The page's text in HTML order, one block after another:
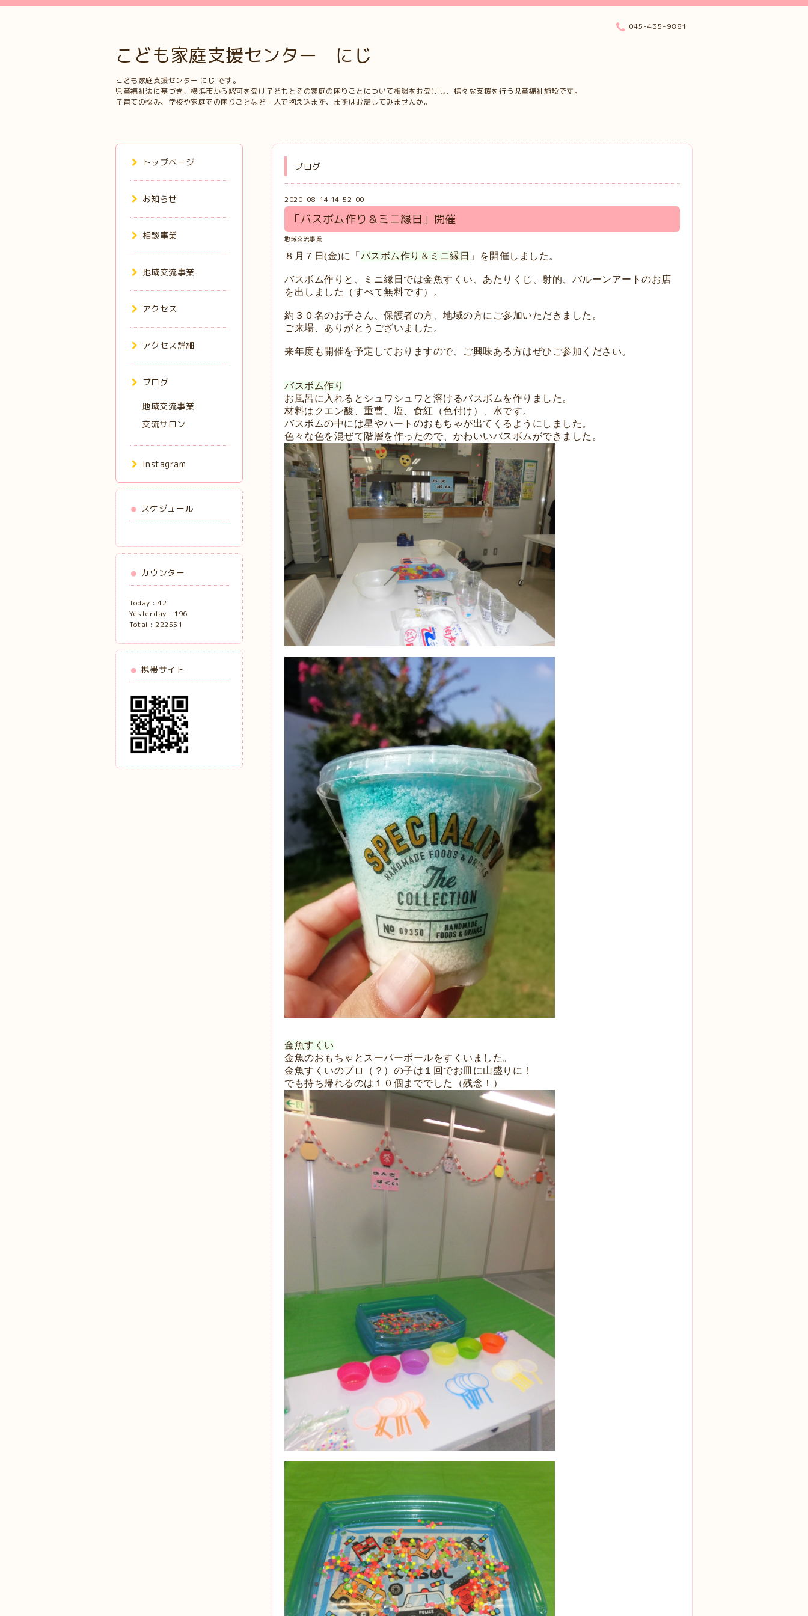
こども家庭支援センター にじ
こども家庭支援センター にじ です。
児童福祉法に基づき、横浜市から認可を受け子どもとその家庭の困りごとについて相談をお受けし、様々な支援を行う児童福祉施設です。
子育ての悩み、学校や家庭での困りごとなど一人で抱え込まず、まずはお話してみませんか。
045-435-9881
ブログ
2020-08-14 14:52:00
「バスボム作り＆ミニ縁日」開催
地域交流事業
８月７日(金)に「 バスボム作り＆ミニ縁日 」を開催しました。
バスボム作りと、ミニ縁日では金魚すくい、あたりくじ、射的、バルーンアートのお店
を出しました（すべて無料です）。
約３０名のお子さん、保護者の方、地域の方にご参加いただきました。
ご来場、ありがとうございました。
来年度も開催を予定しておりますので、ご興味ある方はぜひご参加ください。
バスボム作り
お風呂に入れるとシュワシュワと溶けるバスボムを作りました。
材料はクエン酸、重曹、塩、食紅（色付け）、水です。
バスボムの中には星やハートのおもちゃが出てくるようにしました。
色々な色を混ぜて階層を作ったので、かわいいバスボムができました。
金魚すくい
金魚のおもちゃとスーパーボールをすくいました。
金魚すくいのプロ（？）の子は１回でお皿に山盛りに！
でも持ち帰れるのは１０個まででした（残念！）
トップページ
お知らせ
相談事業
地域交流事業
アクセス
アクセス詳細
ブログ
地域交流事業
交流サロン
Instagram
スケジュール
カウンター
Today : 42
Yesterday : 196
Total : 222551
携帯サイト